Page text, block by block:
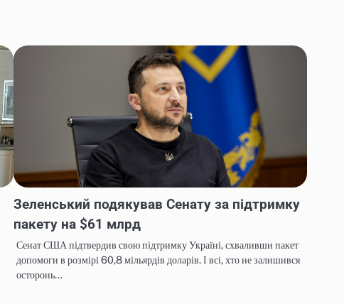
Зеленський подякував Сенату за підтримку
пакету на $61 млрд
Сенат США підтвердив свою підтримку Україні, схваливши пакет
допомоги в розмірі 60,8 мільярдів доларів. І всі, хто не залишився
осторонь…